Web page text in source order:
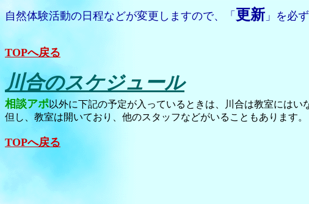
自然体験活動の日程などが変更しますので、「 更新 」を必
TOPへ戻る
川合のスケジュール
相談アポ以外に下記の予定が入っているときは、川合は教室にはい
但し、教室は開いており、他のスタッフなどがいることもあります。
TOPへ戻る